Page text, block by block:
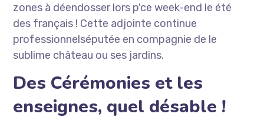
zones à déendosser lors p'ce week-end le été
des français ! Cette adjointe continue
professionnelséputée en compagnie de le
sublime château ou ses jardins.
Des Cérémonies et les
enseignes, quel désable !